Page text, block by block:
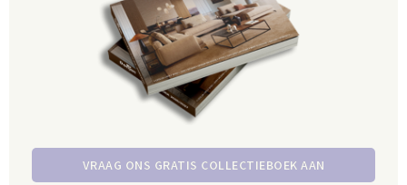
VRAAG ONS GRATIS COLLECTIEBOEK AAN